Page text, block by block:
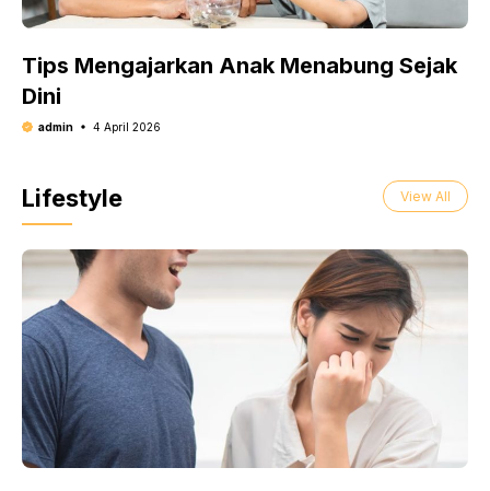
Tips Mengajarkan Anak Menabung Sejak
Dini
admin 4 April 2026
Lifestyle View All